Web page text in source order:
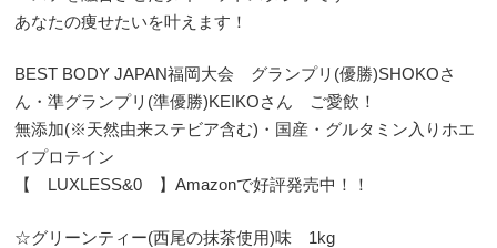
あなたの痩せたいを叶えます！
BEST BODY JAPAN福岡大会 グランプリ(優勝)SHOKOさ
ん・準グランプリ(準優勝)KEIKOさん ご愛飲！
無添加(※天然由来ステビア含む)・国産・グルタミン入りホエ
イプロテイン
【 LUXLESS&0 】Amazonで好評発売中！！
☆グリーンティー(西尾の抹茶使用)味 1kg